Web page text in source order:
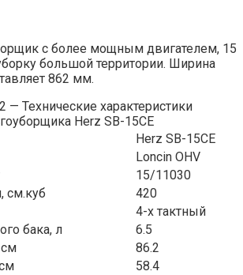
с более мощным двигателем, 15
большой территории. Ширина
862 мм.
— Технические характеристики
Herz SB-15CE
Herz SB-15CE
Loncin OHV
15/11030
см.куб
420
4-х тактный
бака, л
6.5
86.2
58.4